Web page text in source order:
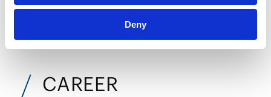
Deny
CAREER